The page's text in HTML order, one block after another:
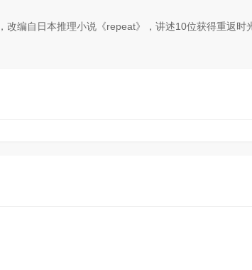
改编自日本推理小说《repeat》，讲述10位获得重返时